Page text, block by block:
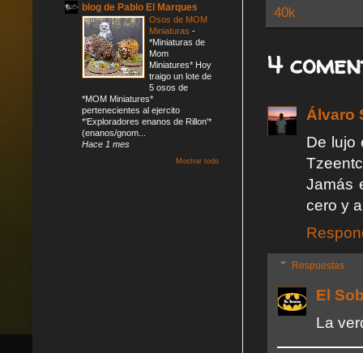
40k
4
Álvaro
De lujo
Jamás
cero y
Respuestas
El
La
blog de Pablo El Marques
Osos de MOM
Miniaturas -
*Miniaturas de
Mom
Miniatures* Hoy
traigo un lote de
5 osos de
*MOM Miniatures*
pertenecientes al ejercito
*'Exploradores enanos de Rillon'*
(enanos/gnom...
Hace 1 mes
Mostrar todo